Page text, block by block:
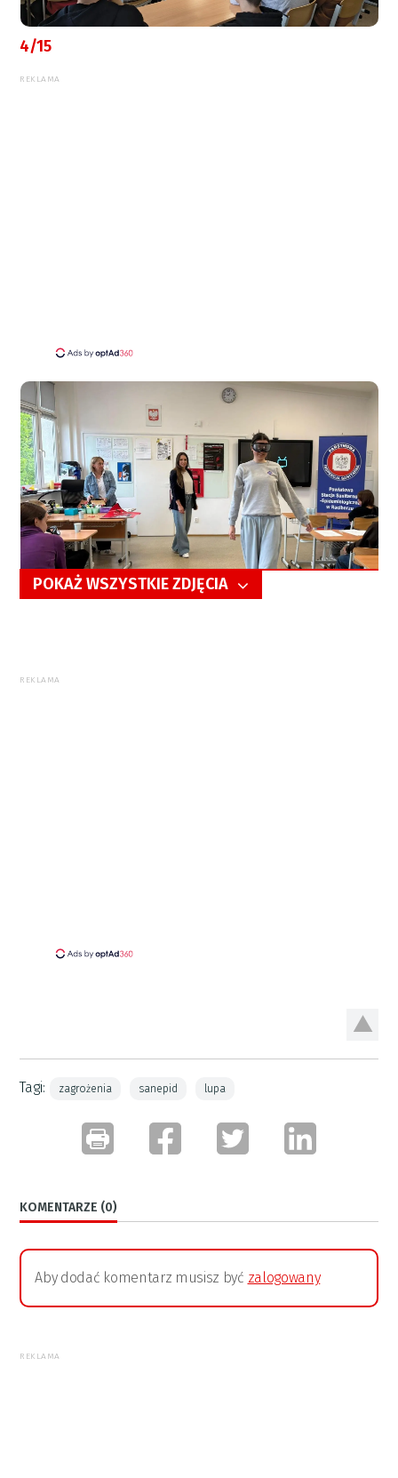
4/15
REKLAMA
POKAŻ WSZYSTKIE ZDJĘCIA
REKLAMA
Tagi: zagrożenia sanepid lupa
KOMENTARZE (0)
Aby dodać komentarz musisz być zalogowany
REKLAMA